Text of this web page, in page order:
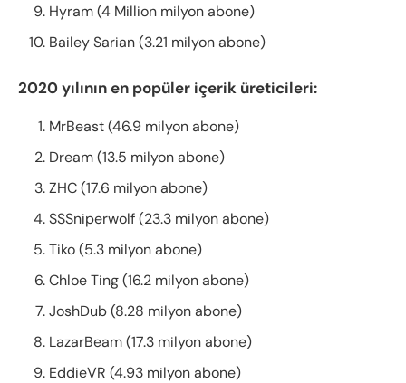
Hyram (4 Million milyon abone)
Bailey Sarian (3.21 milyon abone)
2020 yılının en popüler içerik üreticileri:
MrBeast (46.9 milyon abone)
Dream (13.5 milyon abone)
ZHC (17.6 milyon abone)
SSSniperwolf (23.3 milyon abone)
Tiko (5.3 milyon abone)
Chloe Ting (16.2 milyon abone)
JoshDub (8.28 milyon abone)
LazarBeam (17.3 milyon abone)
EddieVR (4.93 milyon abone)